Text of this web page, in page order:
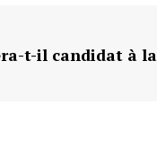
t-il candidat à la